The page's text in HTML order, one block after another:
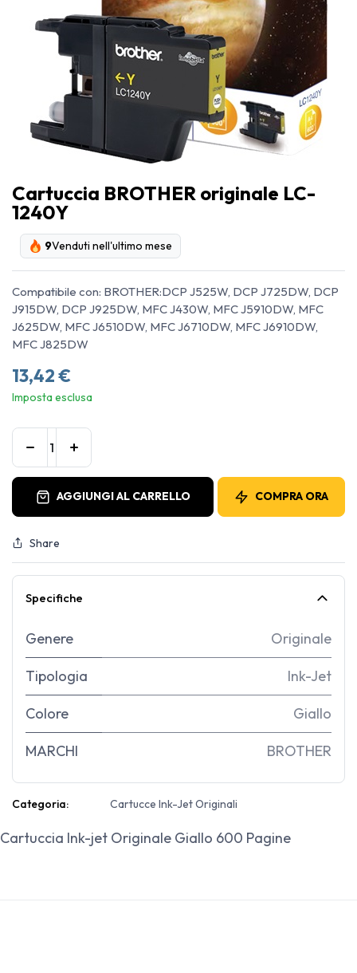
Cartuccia BROTHER originale LC-
1240Y
9Venduti nell'ultimo mese
Compatibile con: BROTHER:DCP J525W, DCP J725DW, DCP
J915DW, DCP J925DW, MFC J430W, MFC J5910DW, MFC
J625DW, MFC J6510DW, MFC J6710DW, MFC J6910DW,
MFC J825DW
13,42€
Imposta esclusa
AGGIUNGI AL CARRELLO COMPRA ORA
Share
Specifiche
Genere Originale
Tipologia Ink-Jet
Colore Giallo
MARCHI BROTHER
Categoria: Cartucce Ink-Jet Originali
Cartuccia Ink-jet Originale Giallo 600 Pagine